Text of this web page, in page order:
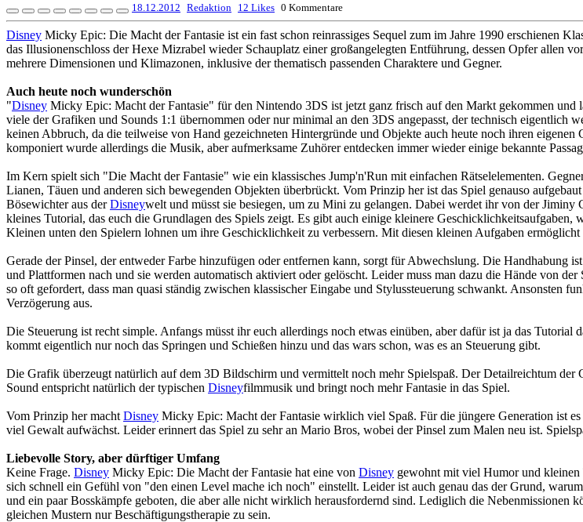
18.12.2012 Redaktion 12 Likes 0 Kommentare
Disney Micky Epic: Die Macht der Fantasie ist ein fast schon reinrassiges Sequel zum im Jahre 1990
das Illusionenschloss der Hexe Mizrabel wieder Schauplatz einer großangelegten Entführung, dessen Opfer allen
mehrere Dimensionen und Klimazonen, inklusive der thematisch passenden Charaktere und Gegner.
Auch heute noch wunderschön
"Disney Micky Epic: Macht der Fantasie" für den Nintendo 3DS ist jetzt ganz frisch auf den Markt gekommen
viele der Grafiken und Sounds 1:1 übernommen oder nur minimal an den 3DS angepasst, der technisch eigentlich
keinen Abbruch, da die teilweise von Hand gezeichneten Hintergründe und Objekte auch heute noch ihren
komponiert wurde allerdings die Musik, aber aufmerksame Zuhörer entdecken immer wieder einige bekannte
Im Kern spielt sich "Die Macht der Fantasie" wie ein klassisches Jump'n'Run mit einfachen Rätselelementen.
Lianen, Täuen und anderen sich bewegenden Objekten überbrückt. Vom Prinzip her ist das Spiel genauso
Bösewichter aus derDisneywelt und müsst sie besiegen, um zu Mini zu gelangen. Dabei werdet ihr von der
kleines Tutorial, das euch die Grundlagen des Spiels zeigt. Es gibt auch einige kleinere
Kleinen unten den Spielern lohnen um ihre Geschicklichkeit zu verbessern. Mit diesen kleinen Aufgaben
Gerade der Pinsel, der entweder Farbe hinzufügen oder entfernen kann, sorgt für Abwechslung. Die Handhabung
und Plattformen nach und sie werden automatisch aktiviert oder gelöscht. Leider muss man dazu die Hände von
so oft gefordert, dass man quasi ständig zwischen klassischer Eingabe und Stylussteuerung schwankt. Ansonsten
Verzögerung aus.
Die Steuerung ist recht simple. Anfangs müsst ihr euch allerdings noch etwas einüben, aber dafür ist ja das
kommt eigentlich nur noch das Springen und Schießen hinzu und das wars schon, was es an Steuerung gibt.
Die Grafik überzeugt natürlich auf dem 3D Bildschirm und vermittelt noch mehr Spielspaß. Der Detailreichtum der
Sound entspricht natürlich der typischen Disneyfilmmusik und bringt noch mehr Fantasie in das Spiel.
Vom Prinzip her macht Disney Micky Epic: Macht der Fantasie wirklich viel Spaß. Für die jüngere Generation ist
viel Gewalt aufwächst. Leider erinnert das Spiel zu sehr an Mario Bros, wobei der Pinsel zum Malen neu ist.
Liebevolle Story, aber dürftiger Umfang
Keine Frage. Disney Micky Epic: Die Macht der Fantasie hat eine von Disney gewohnt mit viel Humor und kleinen
sich schnell ein Gefühl von "den einen Level mache ich noch" einstellt. Leider ist auch genau das der Grund,
und ein paar Bosskämpfe geboten, die aber alle nicht wirklich herausfordernd sind. Lediglich die Nebenmissionen
gleichen Mustern nur Beschäftigungstherapie zu sein.